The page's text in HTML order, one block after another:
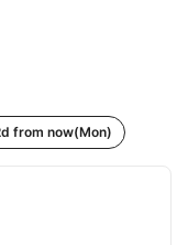
from now(Mon)